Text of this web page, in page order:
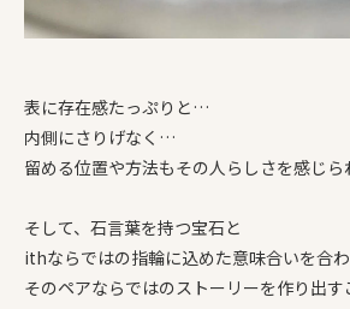
表に存在感たっぷりと…
内側にさりげなく…
留める位置や方法もその人らしさを感じら
そして、石言葉を持つ宝石と
ithならではの指輪に込めた意味合いを合
そのペアならではのストーリーを作り出す